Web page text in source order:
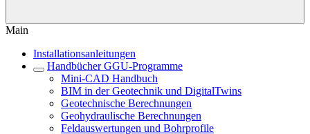
Main
Installationsanleitungen
Handbücher GGU-Programme
Mini-CAD Handbuch
BIM in der Geotechnik und DigitalTwins
Geotechnische Berechnungen
Geohydraulische Berechnungen
Feldauswertungen und Bohrprofile